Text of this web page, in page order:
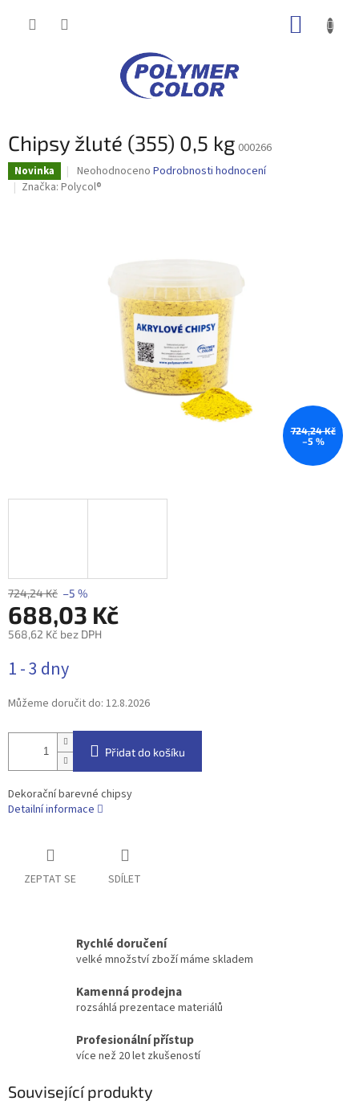
Chipsy žluté (355) 0,5 kg 000266
Novinka
Průměrné
hodnocení
hvězdiček.
Neohodnoceno Podrobnosti hodnocení
Značka: Polycol®
724,24 Kč
–5 %
724,24 Kč –5 %
688,03 Kč
568,62 Kč bez DPH
cena:
1 - 3 dny
Můžeme doručit do: 12.8.2026
Přidat do košíku
Dekorační barevné chipsy
Detailní informace
ZEPTAT SE SDÍLET
Rychlé doručení
velké množství zboží máme skladem
Kamenná prodejna
rozsáhlá prezentace materiálů
Profesionální přístup
více než 20 let zkušeností
Související produkty